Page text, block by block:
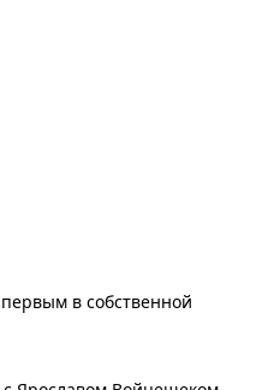
в собственной